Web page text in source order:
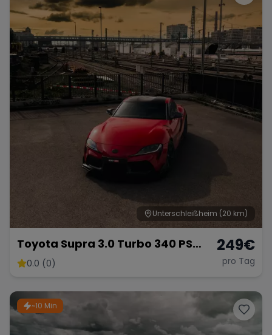
Porsche Lamborghini Ferrari
McLaren Ford Jaguar
Chevrolet
Bugatti Lotus Maserati
Range Rover
Wann
Zeitraum wählen
Unterschleißheim (20 km)
Toyota Supra 3.0 Turbo 340 PS
Sportwagen Premium
0.0 (0)
249€
pro Tag
~10 Min